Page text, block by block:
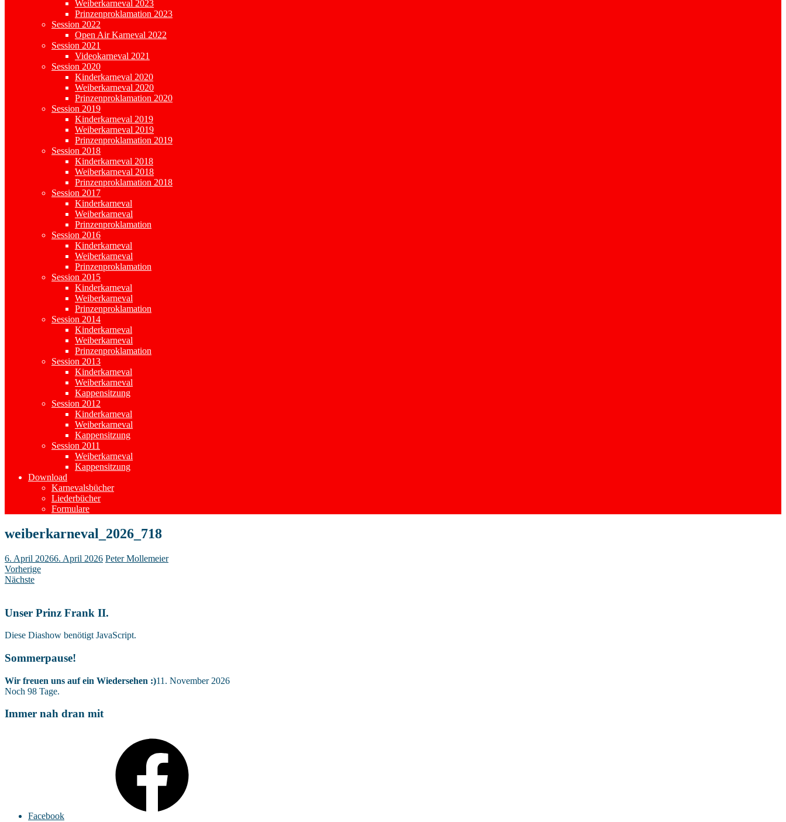
Weiberkarneval 2023
Prinzenproklamation 2023
Session 2022
Open Air Karneval 2022
Session 2021
Videokarneval 2021
Session 2020
Kinderkarneval 2020
Weiberkarneval 2020
Prinzenproklamation 2020
Session 2019
Kinderkarneval 2019
Weiberkarneval 2019
Prinzenproklamation 2019
Session 2018
Kinderkarneval 2018
Weiberkarneval 2018
Prinzenproklamation 2018
Session 2017
Kinderkarneval
Weiberkarneval
Prinzenproklamation
Session 2016
Kinderkarneval
Weiberkarneval
Prinzenproklamation
Session 2015
Kinderkarneval
Weiberkarneval
Prinzenproklamation
Session 2014
Kinderkarneval
Weiberkarneval
Prinzenproklamation
Session 2013
Kinderkarneval
Weiberkarneval
Kappensitzung
Session 2012
Kinderkarneval
Weiberkarneval
Kappensitzung
Session 2011
Weiberkarneval
Kappensitzung
Download
Karnevalsbücher
Liederbücher
Formulare
weiberkarneval_2026_718
6. April 20266. April 2026 Peter Mollemeier
Vorherige
Nächste
Unser Prinz Frank II.
Diese Diashow benötigt JavaScript.
Sommerpause!
Wir freuen uns auf ein Wiedersehen :)11. November 2026
Noch 98 Tage.
Immer nah dran mit
Facebook